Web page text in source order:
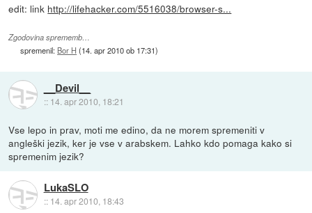
edit: link http://lifehacker.com/5516038/browser-s...
Zgodovina sprememb…
spremenil: Bor H (14. apr 2010 ob 17:31)
__Devil__
:: 14. apr 2010, 18:21
Vse lepo in prav, moti me edino, da ne morem spremeniti v
angleški jezik, ker je vse v arabskem. Lahko kdo pomaga kako si
spremenim jezik?
LukaSLO
:: 14. apr 2010, 18:43